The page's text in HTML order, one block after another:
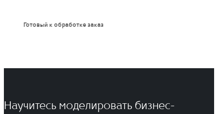
Готовый к обработке заказ
Научитесь моделировать бизнес-